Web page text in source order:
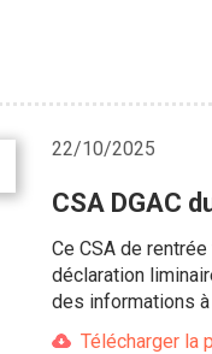
22/10/2025
CSA DGAC
Ce CSA de
déclaration
des informations à
Télécharger la